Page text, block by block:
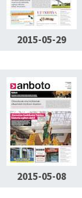
2015-05-29
2015-05-08